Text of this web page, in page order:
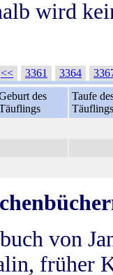
wird
<< 3361 3364
des
Taufe
Täuflings
von
früher